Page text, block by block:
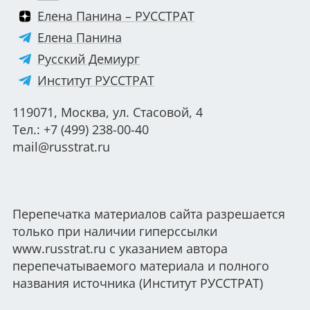
Елена Панина – РУССТРАТ
Елена Панина
Русский Демиург
Институт РУССТРАТ
119071, Москва, ул. Стасовой, 4
Тел.: +7 (499) 238-00-40
mail@russtrat.ru
Перепечатка материалов сайта разрешается
только при наличии гиперссылки
www.russtrat.ru с указанием автора
перепечатываемого материала и полного
названия источника (Институт РУССТРАТ)